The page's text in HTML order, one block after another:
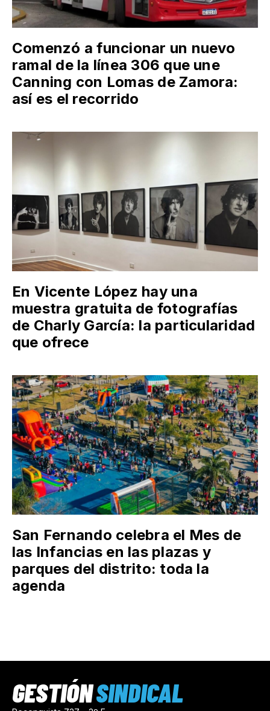
Comenzó a funcionar un nuevo
ramal de la línea 306 que une
Canning con Lomas de Zamora:
así es el recorrido
En Vicente López hay una
muestra gratuita de fotografías
de Charly García: la particularidad
que ofrece
San Fernando celebra el Mes de
las Infancias en las plazas y
parques del distrito: toda la
agenda
GESTIÓNSINDICAL